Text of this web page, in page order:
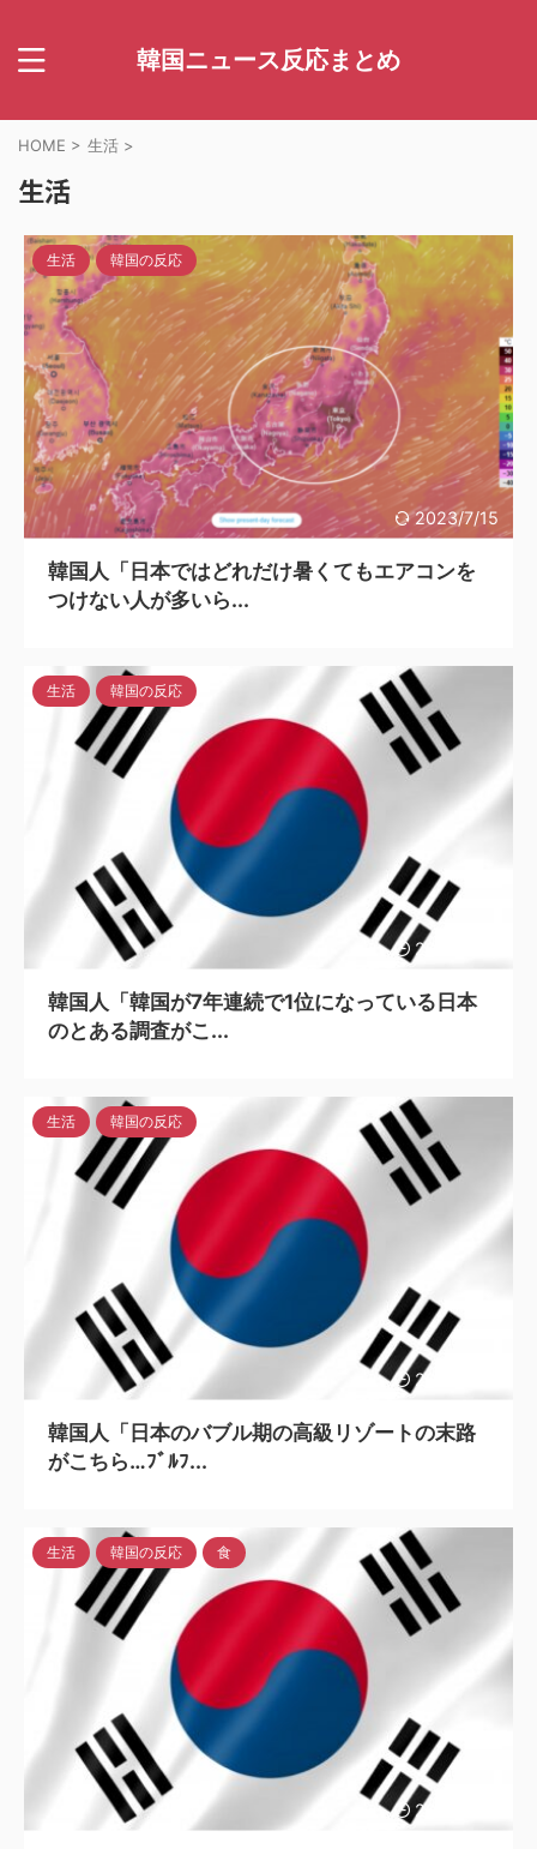
韓国ニュース反応まとめ
HOME > 生活 >
生活
2023/7/15
生活 韓国の反応
韓国人「日本ではどれだけ暑くてもエアコンを
つけない人が多いら...
2023/7/15
生活 韓国の反応
韓国人「韓国が7年連続で1位になっている日本
のとある調査がこ...
2023/7/15
生活 韓国の反応
韓国人「日本のバブル期の高級リゾートの末路
がこちら…ﾌﾞﾙﾌ...
2023/7/15
生活 韓国の反応 食